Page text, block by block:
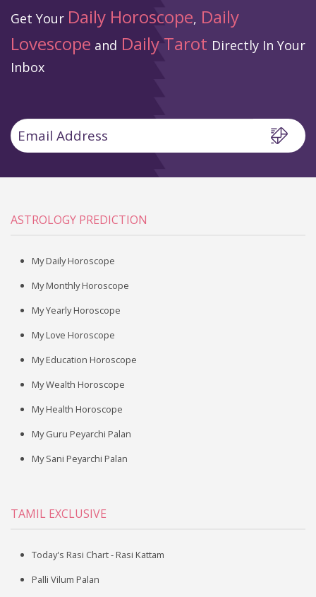
Get Your Daily Horoscope, Daily
Lovescope and Daily Tarot Directly In Your
Inbox
ASTROLOGY PREDICTION
My Daily Horoscope
My Monthly Horoscope
My Yearly Horoscope
My Love Horoscope
My Education Horoscope
My Wealth Horoscope
My Health Horoscope
My Guru Peyarchi Palan
My Sani Peyarchi Palan
TAMIL EXCLUSIVE
Today's Rasi Chart - Rasi Kattam
Palli Vilum Palan